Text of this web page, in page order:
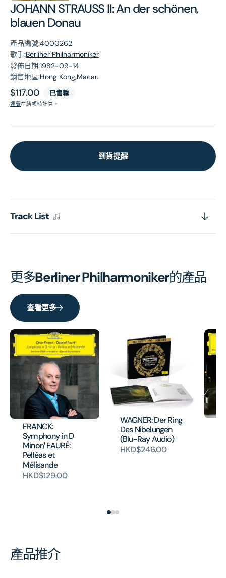
JOHANN STRAUSS II: An der schönen,
blauen Donau
產品編號:4000262
歌手:Berliner Philharmoniker
發佈日期:1982-09-14
銷售地區:Hong Kong,Macau
原
價
$117.00 已售罄
運費在結帳時計算。
到貨提醒
Track List
更多Berliner Philharmoniker的產品
查看更多
FRANCK:
Symphony in D
Minor/ FAURÉ:
Pelléas et
Mélisande
HKD$129.00
WAGNER: Der Ring
Des Nibelungen
(Blu-Ray Audio)
HKD$246.00
產品推介